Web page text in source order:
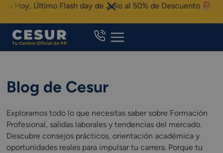
Skip
content
Flash day de Julio al 50% de Descuento
Blog de Cesur
Exploramos todo lo que necesitas saber sobre Formación
Profesional, salidas laborales y tendencias del mercado.
Descubre consejos prácticos, orientación académica y
oportunidades reales para impulsar tu carrera. Porque tu